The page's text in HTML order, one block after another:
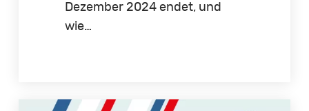
Dezember 2024 endet, und
wie…